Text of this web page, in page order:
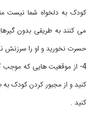
کودک به دلخواه شما نیست
می کنند به طریقی بدون
حسرت نخورید و او را سرزنش
4- از موقعیت هایی که موجب
کنید و از مجبور کردن کودک
کنید .